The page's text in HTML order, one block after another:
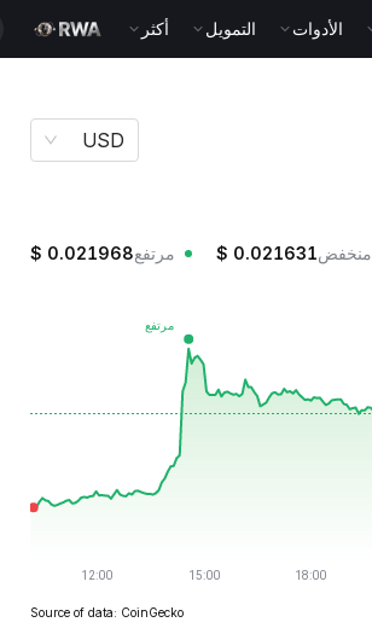
الأدوات التمويل أكثر
USD
منخفض $ 0.021631 مرتفع $ 0.021968
Source of data: CoinGecko